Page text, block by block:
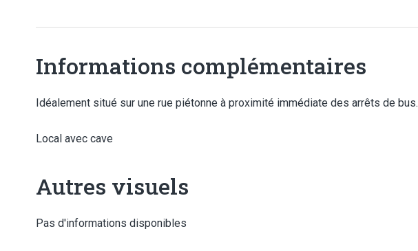
Informations complémentaires
Idéalement situé sur une rue piétonne à proximité immédiate des arrêts de bus.
Local avec cave
Autres visuels
Pas d'informations disponibles